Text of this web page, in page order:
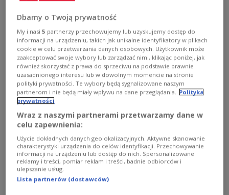
Gala wręczenia nagrody Instytutu Pamięci Narodowej „Świadek Historii”
osobom i organizacjom spoza Polski
Foto: Mikołaj Bujak (IPN)
Nagroda "Świadek Historii" wręczana jest osobom
szczególnie zasłużonym dla upamiętniania historii
narodu polskiego w latach 1917 - 1990 oraz
wspierającym pion edukacyjny IPN w dziele
edukacji historycznej. Została ona ustanowiona
kilkanaście lat temu i ma na celu uhonorowanie
niezwykłych osób – podkreśla rzecznik prasowy
IPNdr Rafał Leśkiewicz.
Podczas uroczystości
podkreślał, że laureaci to osoby i instytucje, które
Dbamy o Twoją prywatność
My i nasi5 partnerzy przechowujemy lub uzyskujemy dostęp do
informacji na urządzeniu, takich jak unikalne identyfikatory w plikach
cookie w celu przetwarzania danych osobowych. Użytkownik może
zaakceptować swoje wybory lub zarządzać nimi, klikając poniżej, jak
również skorzystać z prawa do sprzeciwu na podstawie prawnie
uzasadnionego interesu lub w dowolnym momencie na stronie
polityki prywatności. Te wybory będą sygnalizowane naszym
partnerom i nie będą miały wpływu na dane przeglądania. Polityka
prywatności
Wraz z naszymi partnerami przetwarzamy dane w
celu zapewnienia:
Użycie dokładnych danych geolokalizacyjnych. Aktywne skanowanie
charakterystyki urządzenia do celów identyfikacji. Przechowywanie
informacji na urządzeniu lub dostęp do nich. Spersonalizowane
reklamy i treści, pomiar reklam i treści, badnie odbiorców i
ulepszanie usług.
Lista partnerów (dostawców)